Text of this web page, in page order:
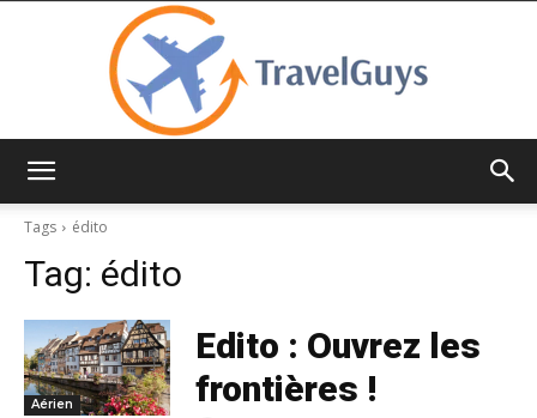
Tags
édito
Tag: édito
Aérien
Edito : Ouvrez les
frontières !